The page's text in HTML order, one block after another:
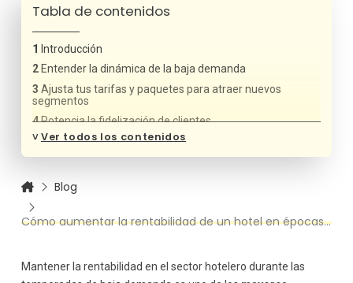
Tabla de contenidos
Introducción
Entender la dinámica de la baja demanda
Ajusta tus tarifas y paquetes para atraer nuevos
segmentos
Potencia la fidelización de clientes
Diversifica tus servicios para nuevos mercados
Optimiza tus canales de distribución
Apuesta por el marketing de contenidos y la publicidad
segmentada
˅Ver todos los contenidos
Blog
Cómo aumentar la rentabilidad de un hotel en épocas de baja demanda
Mantener la rentabilidad en el sector hotelero durante las